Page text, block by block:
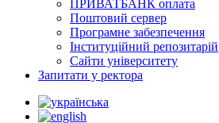
ПРИВАТБАНК оплата
Поштовий сервер
Програмне забезпечення
Інституційний репозитарій
Сайти університету
Запитати у ректора